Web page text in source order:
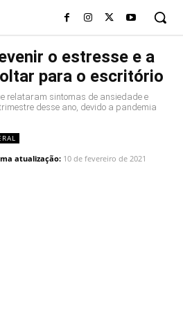
o estresse e a
para o escritório
relataram sintomas de ansiedade e
desse ano, devido a pandemia
atualização: 10 de fevereiro de 2021